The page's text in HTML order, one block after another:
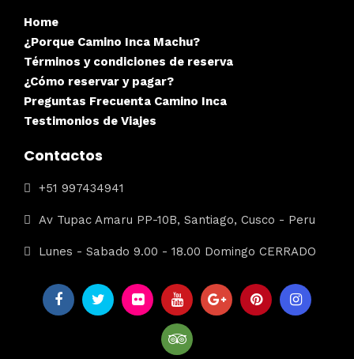
Home
¿Porque Camino Inca Machu?
Términos y condiciones de reserva
¿Cómo reservar y pagar?
Preguntas Frecuenta Camino Inca
Testimonios de Viajes
Contactos
+51 997434941
Av Tupac Amaru PP-10B, Santiago, Cusco - Peru
Lunes - Sabado 9.00 - 18.00 Domingo CERRADO